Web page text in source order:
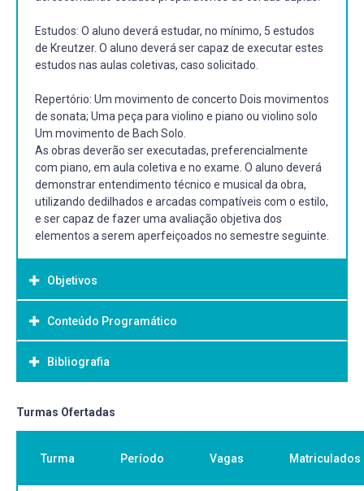
Estudos: O aluno deverá estudar, no mínimo, 5 estudos
de Kreutzer. O aluno deverá ser capaz de executar estes
estudos nas aulas coletivas, caso solicitado.
Repertório: Um movimento de concerto Dois movimentos
de sonata; Uma peça para violino e piano ou violino solo
Um movimento de Bach Solo.
As obras deverão ser executadas, preferencialmente
com piano, em aula coletiva e no exame. O aluno deverá
demonstrar entendimento técnico e musical da obra,
utilizando dedilhados e arcadas compatíveis com o estilo,
e ser capaz de fazer uma avaliação objetiva dos
elementos a serem aperfeiçoados no semestre seguinte.
Objetivos
Objetivo Geral:
Promover a compreensão dos aspectos musicais,
desenvolver técnicas instrumentais e interpretativas que
aluno possa se expressar musicalmente por meio do
prático sobre instrumentistas, compositores, gêneros e
Conteúdo Programático
Bibliografia
Bibliografia Básica:
FISCHER, Simon. Basics. Londres: Ed. Peters, 2012.
FISCHER, Simon. Scales. Londres: Ed. Peters, 2012.
ROSTAL, Max (Ed.). Scale system: scale exercises in all
major and minor keys for daily study: a supplement to
Turmas Ofertadas
Turma Período Vagas Matriculados